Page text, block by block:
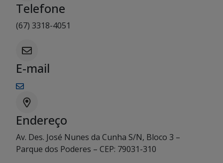
Telefone
(67) 3318-4051
E-mail
Endereço
Av. Des. José Nunes da Cunha S/N, Bloco 3 –
Parque dos Poderes – CEP: 79031-310